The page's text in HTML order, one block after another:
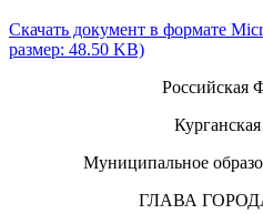
Скачать документ в формате
размер: 48.50 KB)
Российская
Муниципальное
ГЛАВА